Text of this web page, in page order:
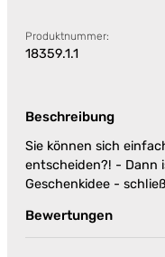
Produktnummer:
18359.1.1
Beschreibung
Sie können sich
entscheiden?! - Dann
Geschenkidee -
Bewertungen